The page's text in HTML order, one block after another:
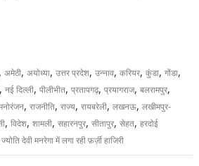
,अमेठी,अयोध्या,उत्तर प्रदेश,उन्नाव,करियर,कुंडा,गोंडा,
,नई दिल्ली,पीलीभीत,प्रतापगढ़,प्रयागराज,बलरामपुर,
,राजनीति,राज्य,रायबरेली,लखनऊ,लखीमपुर-
,विदेश,शामली,सहारनपुर,सीतापुर,सेहत,हरदोई
देवी मनरेगा में लगा रही फ़र्ज़ी हाजिरी